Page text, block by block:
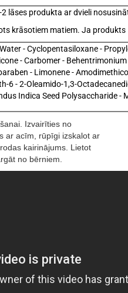
2 lāses produkta ar dvieli
krāsotiem matiem. Ja
- Cyclopentasiloxane -
- Carbomer -
- Limonene -
6 - 2-Oleamido-1,3-
Indica Seed Polysaccharide
Izvairīties no
ar acīm, rūpīgi izskalot ar
kairinājums. Lietot
no bērniem.